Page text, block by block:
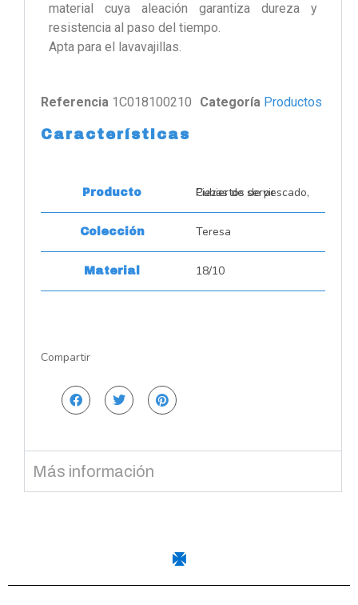
material cuya aleación garantiza dureza y
resistencia al paso del tiempo.
Apta para el lavavajillas.
Referencia 1C018100210 Categoría Productos
Características
Producto Cubiertos de pescado, Piezas de servir
Colección Teresa
Material 18/10
Compartir
Más información